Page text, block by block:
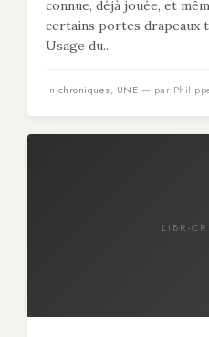
connue, déjà jouée, et
certains portes drapeaux
Usage du...
in chroniques, UNE — par
LIBR-